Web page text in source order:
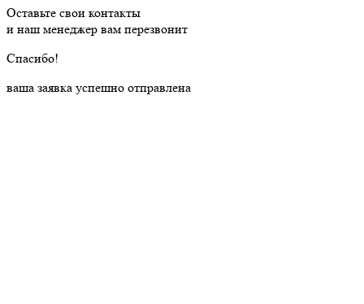
Оставьте свои контакты
и наш менеджер вам перезвонит
Cпасибо!
ваша заявка успешно отправлена